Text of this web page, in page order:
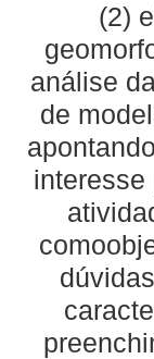
(2)
análise
de
interesse